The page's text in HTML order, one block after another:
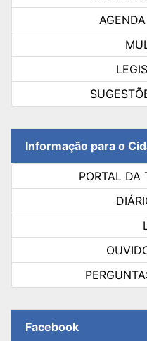
Informação para o
PORTAL DA
Facebook